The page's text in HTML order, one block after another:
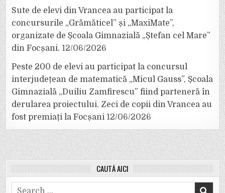
Sute de elevi din Vrancea au participat la
concursurile „Grămăticel” și „MaxiMate”,
organizate de Școala Gimnazială „Ștefan cel Mare”
din Focșani. 12/06/2026
Peste 200 de elevi au participat la concursul
interjudețean de matematică „Micul Gauss”, Școala
Gimnazială „Duiliu Zamfirescu” fiind parteneră în
derularea proiectului. Zeci de copii din Vrancea au
fost premiați la Focșani 12/06/2026
CAUTĂ AICI
Search